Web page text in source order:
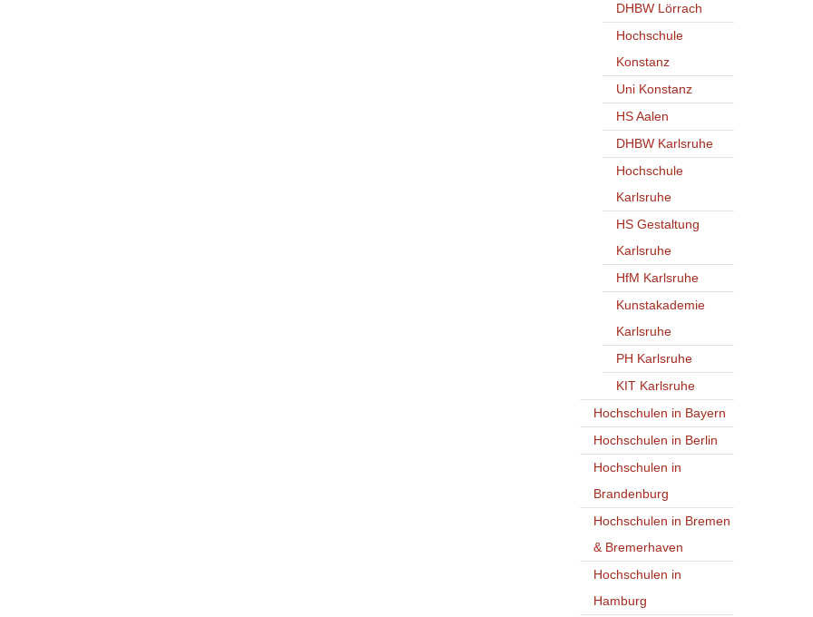
DHBW Lörrach
Hochschule
Konstanz
Uni Konstanz
HS Aalen
DHBW Karlsruhe
Hochschule
Karlsruhe
HS Gestaltung
Karlsruhe
HfM Karlsruhe
Kunstakademie
Karlsruhe
PH Karlsruhe
KIT Karlsruhe
Hochschulen in Bayern
Hochschulen in Berlin
Hochschulen in
Brandenburg
Hochschulen in Bremen
& Bremerhaven
Hochschulen in
Hamburg